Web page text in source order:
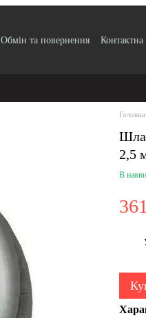
Обмін та повернення
Контактна
Головна
2,5
В